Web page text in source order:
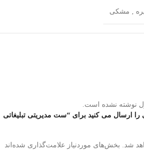
مشکی
نوشته نشده است.
را ارسال می کنید برای “ست مدیریتی تبلیغاتی
شد. بخش‌های موردنیاز علامت‌گذاری شده‌اند